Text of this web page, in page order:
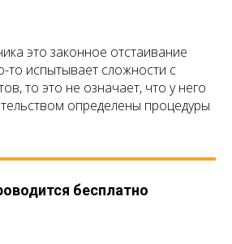
это законное отстаивание
то испытывает сложности с
то это не означает, что у него
определены процедуры
бесплатно